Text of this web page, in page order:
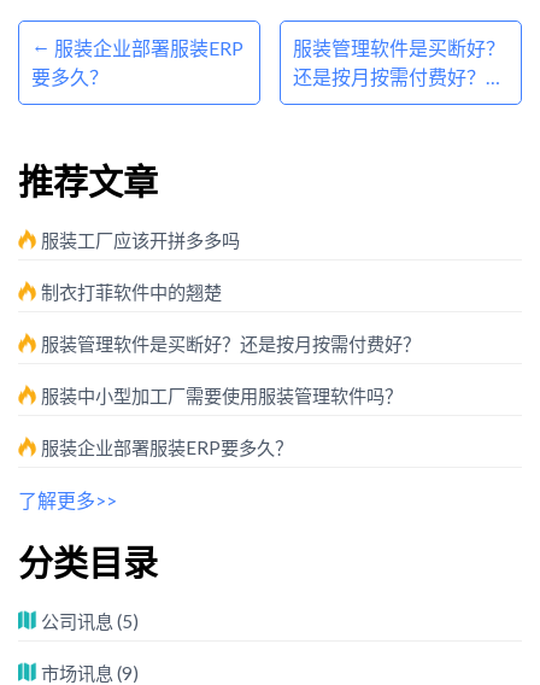
文
章
导
← 服装企业部署服装ERP
要多久？
服装管理软件是买断好？
还是按月按需付费好？
→
推荐文章
服装工厂应该开拼多多吗
制衣打菲软件中的翘楚
服装管理软件是买断好？还是按月按需付费好？
服装中小型加工厂需要使用服装管理软件吗？
服装企业部署服装ERP要多久？
了解更多>>
分类目录
公司讯息 (5)
市场讯息 (9)